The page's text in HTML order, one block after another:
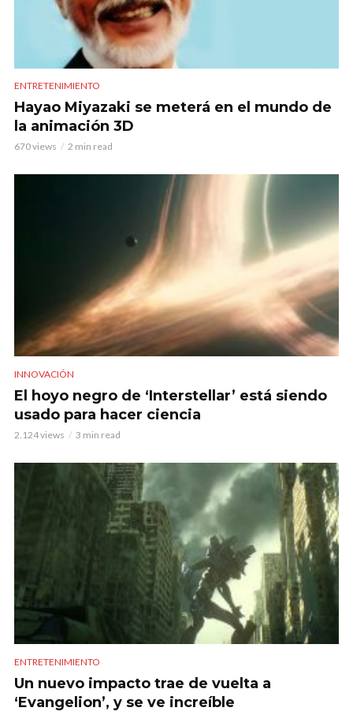
ENTRETENIMIENTO
Hayao Miyazaki se meterá en el mundo de
la animación 3D
670 views 2 min read
INNOVACIÓN
El hoyo negro de ‘Interstellar’ está siendo
usado para hacer ciencia
2.124 views 3 min read
ENTRETENIMIENTO
Un nuevo impacto trae de vuelta a
‘Evangelion’, y se ve increíble